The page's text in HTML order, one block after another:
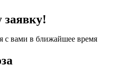
с вами в ближайшее время